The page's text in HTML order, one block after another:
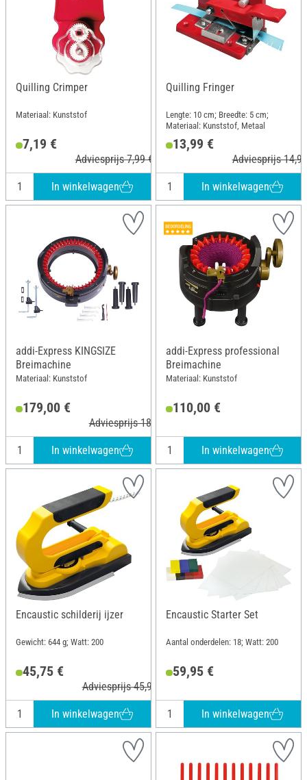
Quilling Crimper
Materiaal: Kunststof
7,19 €
Adviesprijs 7,99 €
In winkelwagen
Quilling Fringer
Lengte: 10 cm; Breedte: 5 cm;
Materiaal: Kunststof, Metaal
13,99 €
Adviesprijs
In winkelwagen
addi-Express KINGSIZE
Breimachine
Materiaal: Kunststof
179,00 €
Adviesprijs 189,95 €
In winkelwagen
addi-Express professional
Breimachine
Materiaal: Kunststof
110,00 €
In winkelwagen
Encaustic schilderij ijzer
Gewicht: 644 g; Watt: 200
45,75 €
Adviesprijs 45,95 €
In winkelwagen
Encaustic Starter Set
Aantal onderdelen: 18; Watt: 200
59,95 €
In winkelwagen